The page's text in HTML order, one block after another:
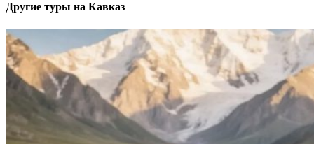
Другие туры на Кавказ